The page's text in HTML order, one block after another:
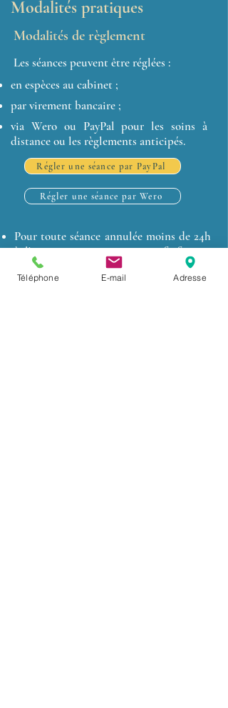
Modalités pratiques
Modalités de règlement
Les séances peuvent être réglées :
en espèces au cabinet ;
par virement bancaire ;
via Wero ou PayPal pour les soins à
distance ou les règlements anticipés.
Régler une séance par PayPal
Régler une séance par Wero
Pour toute séance annulée moins de 24h
à l'avance, une participation forfaitaire
de 20 € est demandée)
Rappel : Un soin énergétique ne
Téléphone E-mail Adresse